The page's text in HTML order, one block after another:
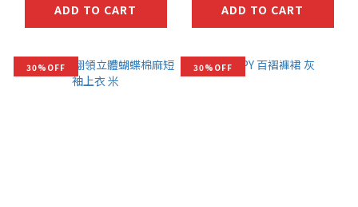
ADD TO CART ADD TO CART
30%OFF 30%OFF